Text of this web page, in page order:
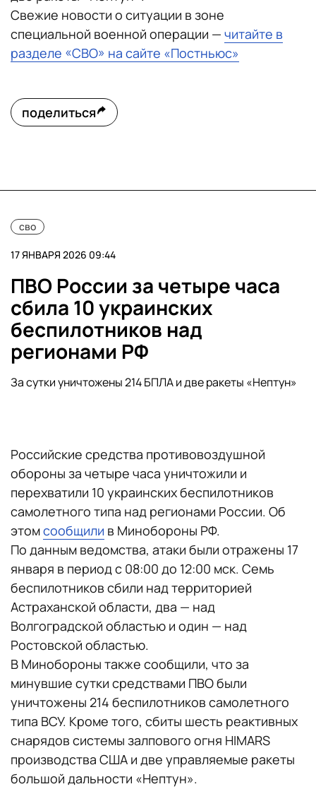
Свежие новости о ситуации в зоне
специальной военной операции — читайте в
разделе «СВО» на сайте «Постньюс»
поделиться
сво
17 ЯНВАРЯ 2026 09:44
ПВО России за четыре часа
сбила 10 украинских
беспилотников над
регионами РФ
За сутки уничтожены 214 БПЛА и две ракеты «Нептун»
Российские средства противовоздушной
обороны за четыре часа уничтожили и
перехватили 10 украинских беспилотников
самолетного типа над регионами России. Об
этомсообщили в Минобороны РФ.
По данным ведомства, атаки были отражены 17
января в период с 08:00 до 12:00 мск. Семь
беспилотников сбили над территорией
Астраханской области, два — над
Волгоградской областью и один — над
Ростовской областью.
В Минобороны также сообщили, что за
минувшие сутки средствами ПВО были
уничтожены 214 беспилотников самолетного
типа ВСУ. Кроме того, сбиты шесть реактивных
снарядов системы залпового огня HIMARS
производства США и две управляемые ракеты
большой дальности «Нептун».